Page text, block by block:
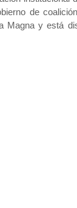
de
Magna y está